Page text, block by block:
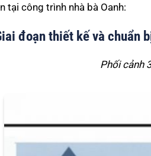
tại công trình nhà bà Oanh:
đoạn thiết kế và chuẩn
Phối cảnh